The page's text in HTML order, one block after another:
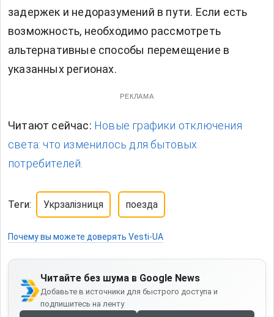
задержек и недоразумений в пути. Если есть
возможность, необходимо рассмотреть
альтернативные способы перемещение в
указанных регионах.
РЕКЛАМА
Читают сейчас: Новые графики отключения
света: что изменилось для бытовых
потребителей.
Теги: Укрзалізниця поезда
Почему вы можете доверять Vesti-UA
Читайте без шума в Google News
Добавьте в источники для быстрого доступа и
подпишитесь на ленту